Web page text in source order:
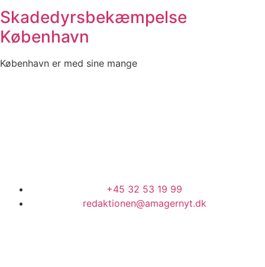
Skadedyrsbekæmpelse
København
København er med sine mange
+45 32 53 19 99
redaktionen@amagernyt.dk